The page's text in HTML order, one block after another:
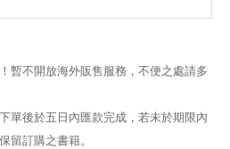
×住宿推薦
暫不開放海外販售服務，不便之處請多
單後於五日內匯款完成，若未於期限內
留訂購之書籍。